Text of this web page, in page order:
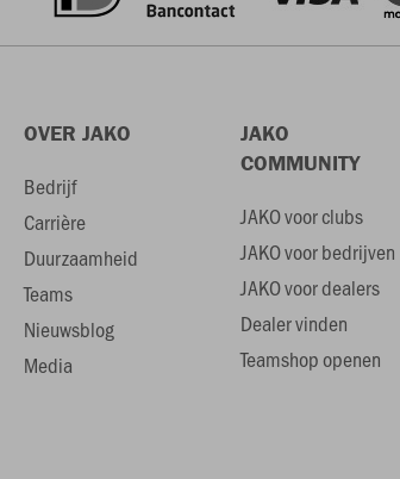
OVER JAKO
Bedrijf
Carrière
Duurzaamheid
Teams
Nieuwsblog
Media
JAKO
COMMUNITY
JAKO voor clubs
JAKO voor bedrijven
JAKO voor dealers
Dealer vinden
Teamshop openen